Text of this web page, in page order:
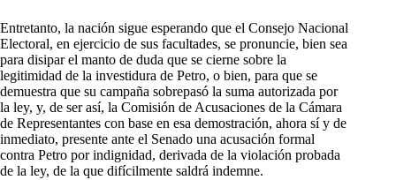
Entretanto, la nación sigue esperando que el Consejo Nacional
Electoral, en ejercicio de sus facultades, se pronuncie, bien sea
para disipar el manto de duda que se cierne sobre la
legitimidad de la investidura de Petro, o bien, para que se
demuestra que su campaña sobrepasó la suma autorizada por
la ley, y, de ser así, la Comisión de Acusaciones de la Cámara
de Representantes con base en esa demostración, ahora sí y de
inmediato, presente ante el Senado una acusación formal
contra Petro por indignidad, derivada de la violación probada
de la ley, de la que difícilmente saldrá indemne.